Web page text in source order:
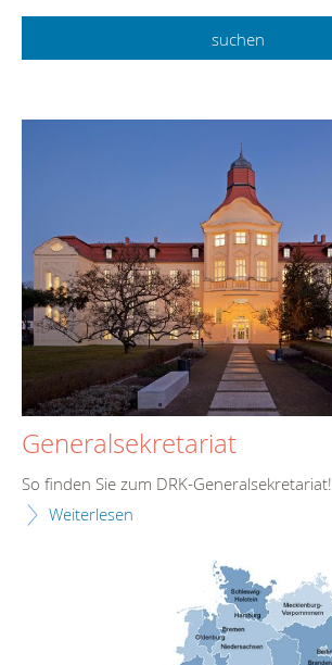
Generalsekretariat
So finden Sie zum DRK-Generalsekretariat!
Weiterlesen